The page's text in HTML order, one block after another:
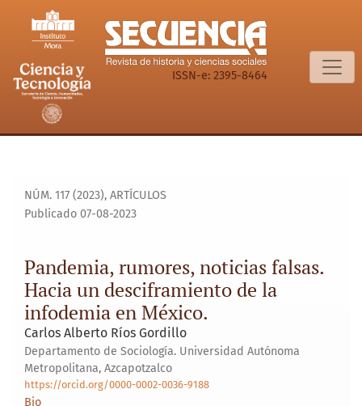
Pandemia, rumores, noticias falsas. Hacia un
ISSN-e: 2395-8464
NÚM. 117 (2023), ARTÍCULOS
Pandemia, rumores, noticias falsas.
Hacia un desciframiento de la
infodemia en México.
Publicado 07-08-2023
Carlos Alberto Ríos Gordillo
Departamento de Sociología. Universidad Autónoma
Metropolitana, Azcapotzalco
https://orcid.org/0000-0002-0036-9188
Bio